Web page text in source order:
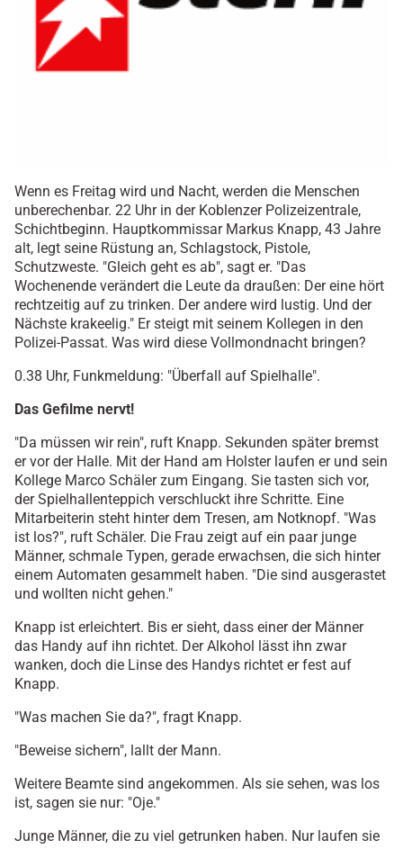
Wenn es Freitag wird und Nacht, werden die Menschen
unberechenbar. 22 Uhr in der Koblenzer Polizeizentrale,
Schichtbeginn. Hauptkommissar Markus Knapp, 43 Jahre
alt, legt seine Rüstung an, Schlagstock, Pistole,
Schutzweste. "Gleich geht es ab", sagt er. "Das
Wochenende verändert die Leute da draußen: Der eine hört
rechtzeitig auf zu trinken. Der andere wird lustig. Und der
Nächste krakeelig." Er steigt mit seinem Kollegen in den
Polizei-Passat. Was wird diese Vollmondnacht bringen?
0.38 Uhr, Funkmeldung: "Überfall auf Spielhalle".
Das Gefilme nervt!
"Da müssen wir rein", ruft Knapp. Sekunden später bremst
er vor der Halle. Mit der Hand am Holster laufen er und sein
Kollege Marco Schäler zum Eingang. Sie tasten sich vor,
der Spielhallenteppich verschluckt ihre Schritte. Eine
Mitarbeiterin steht hinter dem Tresen, am Notknopf. "Was
ist los?", ruft Schäler. Die Frau zeigt auf ein paar junge
Männer, schmale Typen, gerade erwachsen, die sich hinter
einem Automaten gesammelt haben. "Die sind ausgerastet
und wollten nicht gehen."
Knapp ist erleichtert. Bis er sieht, dass einer der Männer
das Handy auf ihn richtet. Der Alkohol lässt ihn zwar
wanken, doch die Linse des Handys richtet er fest auf
Knapp.
"Was machen Sie da?", fragt Knapp.
"Beweise sichern", lallt der Mann.
Weitere Beamte sind angekommen. Als sie sehen, was los
ist, sagen sie nur: "Oje."
Junge Männer, die zu viel getrunken haben. Nur laufen sie